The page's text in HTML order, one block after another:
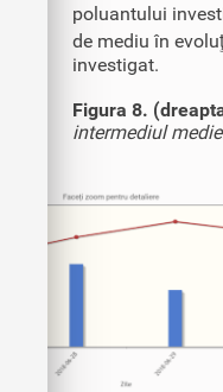
poluantului
de mediu în
investigat.
Figura 8.
intermediul